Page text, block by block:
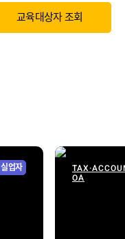
교육대상자 조회
실업자
OA